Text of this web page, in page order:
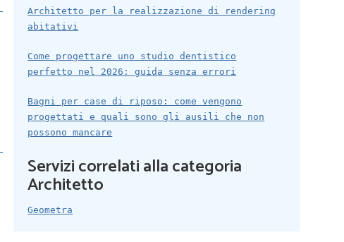
Architetto per la realizzazione di rendering
abitativi
Come progettare uno studio dentistico
perfetto nel 2026: guida senza errori
Bagni per case di riposo: come vengono
progettati e quali sono gli ausili che non
possono mancare
Servizi correlati alla categoria
Architetto
Geometra